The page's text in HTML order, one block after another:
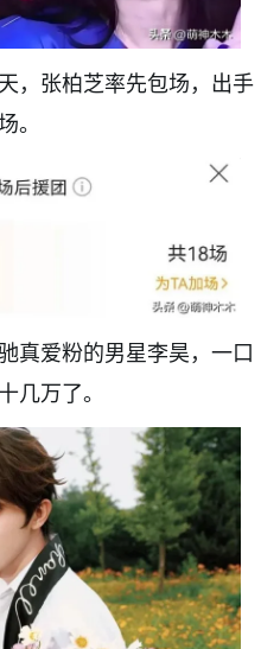
，张柏芝率先包场，出手
。
真爱粉的男星李昊，一口
几万了。